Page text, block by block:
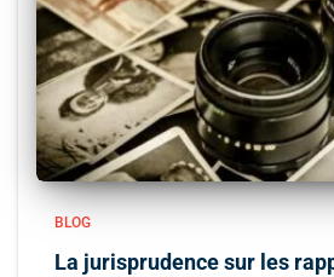
BLOG
La jurisprudence sur les